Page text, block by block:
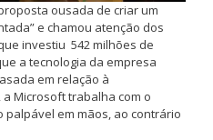
ousada de criar um
e chamou atenção dos
investiu 542 milhões de
a tecnologia da empresa
em relação à
Microsoft trabalha com o
palpável em mãos, ao contrário